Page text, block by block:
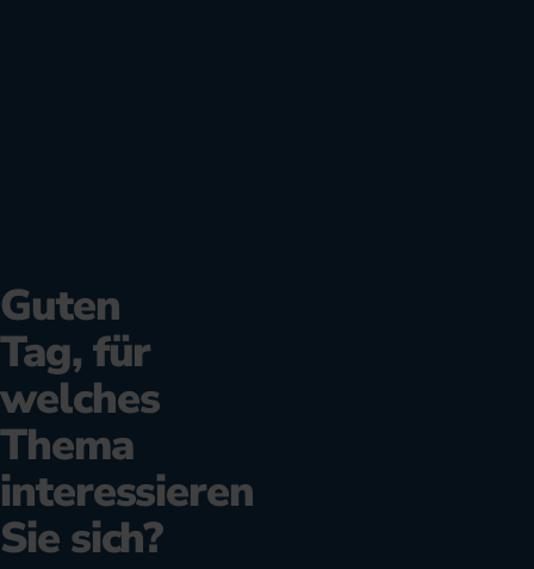
Guten
Tag, für
welches
Thema
interessieren
Sie sich?